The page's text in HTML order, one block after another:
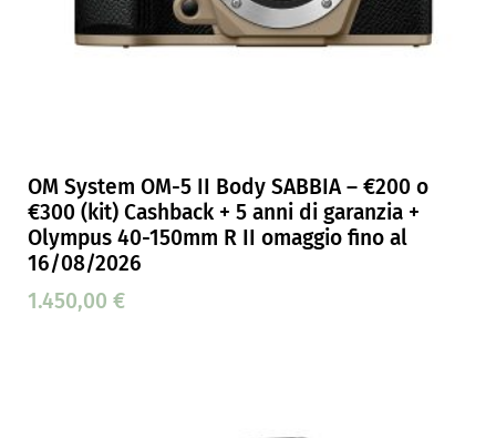
OM System OM-5 II Body SABBIA – €200 o
€300 (kit) Cashback + 5 anni di garanzia +
Olympus 40-150mm R II omaggio fino al
16/08/2026
1.450,00 €